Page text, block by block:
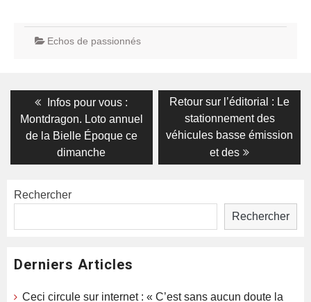
Echos de passionnés
Navigation
de
l’article
Previous
post:
Infos pour vous :
Montdragon. Loto annuel
de la Bielle Époque ce
dimanche
Next
post:
Retour sur l’éditorial : Le
stationnement des
véhicules basse émission
et des
Rechercher
Rechercher
Derniers Articles
Ceci circule sur internet : « C’est sans aucun doute la